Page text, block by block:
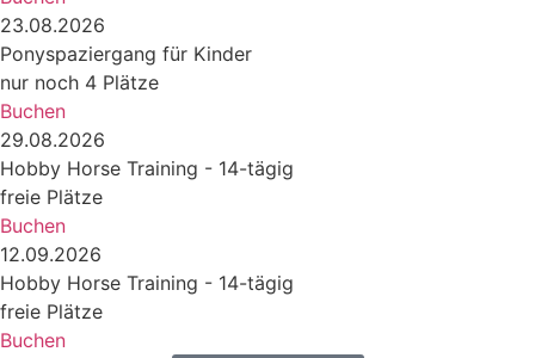
23.08.2026
Ponyspaziergang für Kinder
nur noch 4 Plätze
Buchen
29.08.2026
Hobby Horse Training - 14-tägig
freie Plätze
Buchen
12.09.2026
Hobby Horse Training - 14-tägig
freie Plätze
Buchen